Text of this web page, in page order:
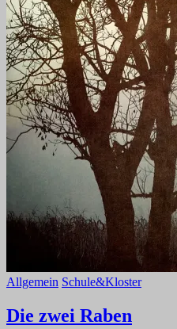
Allgemein Schule&Kloster
Die zwei Raben